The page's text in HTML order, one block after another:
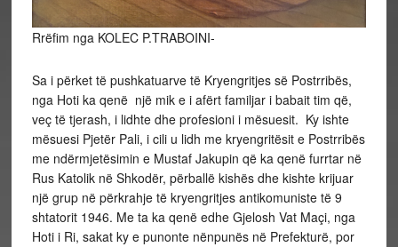
Rrëfim nga KOLEC P.TRABOINI-
Sa i përket të pushkatuarve të Kryengritjes së Postrribës,
nga Hoti ka qenë një mik e i afërt familjar i babait tim që,
veç të tjerash, i lidhte dhe profesioni i mësuesit. Ky ishte
mësuesi Pjetër Pali, i cili u lidh me kryengritësit e Postrribës
me ndërmjetësimin e Mustaf Jakupin që ka qenë furrtar në
Rus Katolik në Shkodër, përballë kishës dhe kishte krijuar
një grup në përkrahje të kryengritjes antikomuniste të 9
shtatorit 1946. Me ta ka qenë edhe Gjelosh Vat Maçi, nga
Hoti i Ri, sakat ky e punonte nënpunës në Prefekturë, por